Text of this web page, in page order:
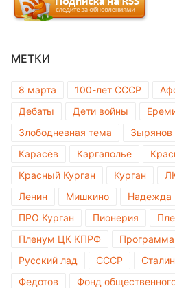
МЕТКИ
8 марта 100-лет СССР
Дебаты
Дети войны
Злободневная тема
Зырянов
Карасёв
Каргаполье
Красный Курган
Курган
Ленин
Мишкино Надежда
ПРО Курган
Пионерия
Пленум ЦК КПРФ
Русский лад
СССР Сталин
Федотов
Фонд